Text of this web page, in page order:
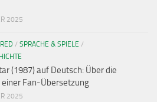
2025
/ SPRACHE & SPIELE /
(1987) auf Deutsch: Über die
Fan-Übersetzung
2025